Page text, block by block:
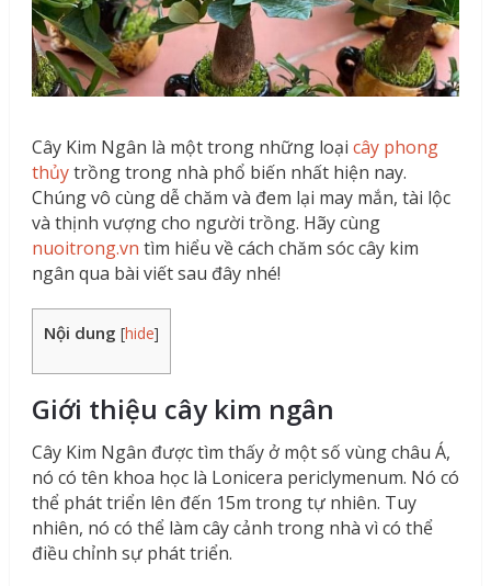
Cây Kim Ngân là một trong những loại cây phong
thủytrồng trong nhà phổ biến nhất hiện nay.
Chúng vô cùng dễ chăm và đem lại may mắn, tài lộc
và thịnh vượng cho người trồng. Hãy cùng
nuoitrong.vn tìm hiểu về cách chăm sóc cây kim
ngân qua bài viết sau đây nhé!
Nội dung [hide]
Giới thiệu cây kim ngân
Cây Kim Ngân được tìm thấy ở một số vùng châu Á,
nó có tên khoa học là Lonicera periclymenum. Nó có
thể phát triển lên đến 15m trong tự nhiên. Tuy
nhiên, nó có thể làm cây cảnh trong nhà vì có thể
điều chỉnh sự phát triển.